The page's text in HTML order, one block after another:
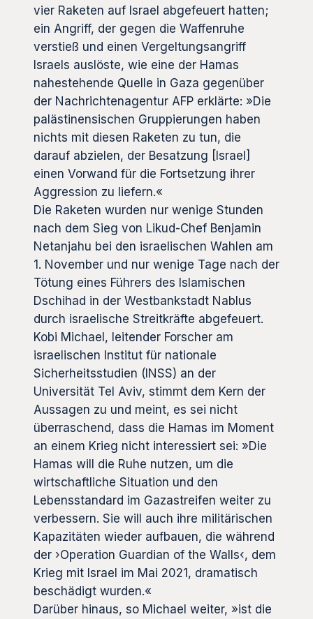
vier Raketen auf Israel abgefeuert hatten;
ein Angriff, der gegen die Waffenruhe
verstieß und einen Vergeltungsangriff
Israels auslöste, wie eine der Hamas
nahestehende Quelle in Gaza gegenüber
der Nachrichtenagentur AFP erklärte: »Die
palästinensischen Gruppierungen haben
nichts mit diesen Raketen zu tun, die
darauf abzielen, der Besatzung [Israel]
einen Vorwand für die Fortsetzung ihrer
Aggression zu liefern.«
Die Raketen wurden nur wenige Stunden
nach dem Sieg von Likud-Chef Benjamin
Netanjahu bei den israelischen Wahlen am
1. November und nur wenige Tage nach der
Tötung eines Führers des Islamischen
Dschihad in der Westbankstadt Nablus
durch israelische Streitkräfte abgefeuert.
Kobi Michael, leitender Forscher am
israelischen Institut für nationale
Sicherheitsstudien (INSS) an der
Universität Tel Aviv, stimmt dem Kern der
Aussagen zu und meint, es sei nicht
überraschend, dass die Hamas im Moment
an einem Krieg nicht interessiert sei: »Die
Hamas will die Ruhe nutzen, um die
wirtschaftliche Situation und den
Lebensstandard im Gazastreifen weiter zu
verbessern. Sie will auch ihre militärischen
Kapazitäten wieder aufbauen, die während
der ›Operation Guardian of the Walls‹, dem
Krieg mit Israel im Mai 2021, dramatisch
beschädigt wurden.«
Darüber hinaus, so Michael weiter, »ist die